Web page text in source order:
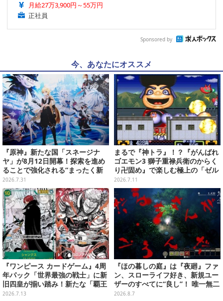
月給27万3,900円～55万円
正社員
Sponsored by
今、あなたにオススメ
『原神』新たな国「スネージナ
ヤ」が8月12日開幕！探索を進め
ることで強化される“まったく新
しい武器”、「鍛錬の道」に9キャ
ラ追加など盛りだくさん
2026.7.31
まるで『神トラ』！？『がんばれ
ゴエモン3 獅子重禄兵衛のからく
り卍固め』で楽しむ極上の「ゼル
ダ要素」
2026.7.11
『ワンピース カードゲーム』4周
年パック「世界最強の戦士」に新
旧四皇が揃い踏み！新たな「覇王
色SP」のゾロ、ヤマトなど28枚も
2026.7.13
『ほの暮しの庭』は『夜廻』ファ
ン、スローライフ好き、新規ユー
ザーのすべてに“良し”！ 唯一無二
の「不穏生活シム」恐怖も暮らし
2026.8.7